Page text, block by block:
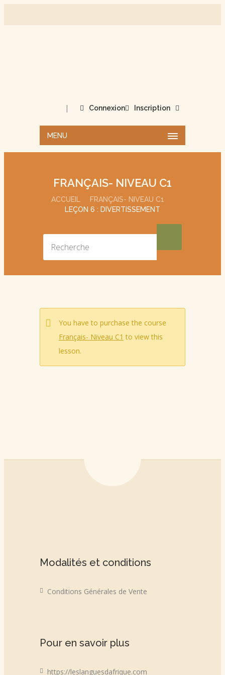
Connexion
| Inscription
MENU
FRANÇAIS- NIVEAU C1
ACCUEIL
FRANÇAIS- NIVEAU C1
LEÇON 6 : DIVERTISSEMENT
You have to purchase the course
Français- Niveau C1 to view this
lesson.
Modalités et conditions
Conditions Générales de Vente
Pour en savoir plus
https://leslanguesdafrique.com